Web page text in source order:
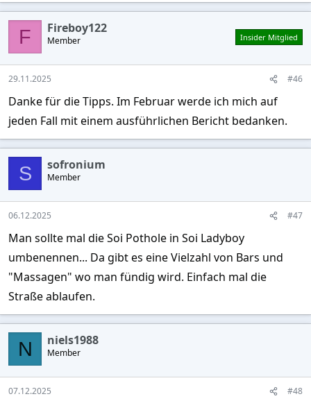
F Fireboy122
Member Insider Mitglied
29.11.2025 #46
Danke für die Tipps. Im Februar werde ich mich auf
jeden Fall mit einem ausführlichen Bericht bedanken.
S sofronium
Member
06.12.2025 #47
Man sollte mal die Soi Pothole in Soi Ladyboy
umbenennen... Da gibt es eine Vielzahl von Bars und
"Massagen" wo man fündig wird. Einfach mal die
Straße ablaufen.
N niels1988
Member
07.12.2025 #48